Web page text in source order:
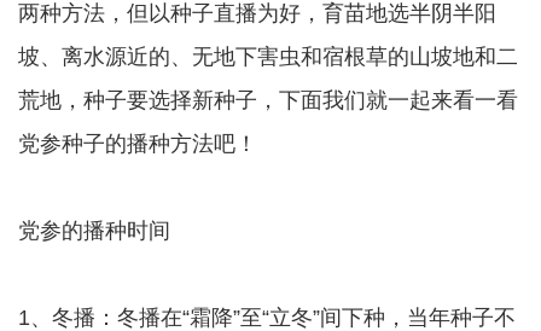
两种方法，但以种子直播为好，育苗地选半阴半阳
坡、离水源近的、无地下害虫和宿根草的山坡地和二
荒地，种子要选择新种子，下面我们就一起来看一看
党参种子的播种方法吧！
党参的播种时间
1、冬播：冬播在“霜降”至“立冬”间下种，当年种子不